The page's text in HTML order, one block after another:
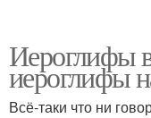
Иероглифы
иероглифы
Всё-таки что ни